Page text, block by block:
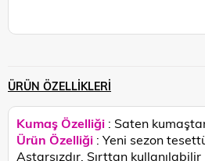
ÜRÜN ÖZELLIKLERI
Kumaş Özelliği : Saten
Ürün Özelliği : Yeni sezon
Astarsızdır. Sırttan kullanılabilir